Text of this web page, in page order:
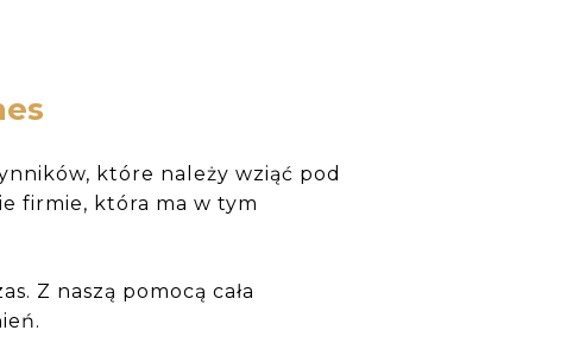
które należy wziąć pod
firmie, która ma w tym
Z naszą pomocą cała